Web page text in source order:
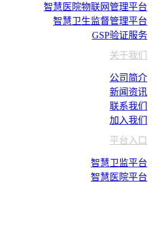
智慧医院物联网管理平台
智慧卫生监督管理平台
GSP验证服务
关于我们
公司简介
新闻资讯
联系我们
加入我们
平台入口
智慧卫监平台
智慧医院平台